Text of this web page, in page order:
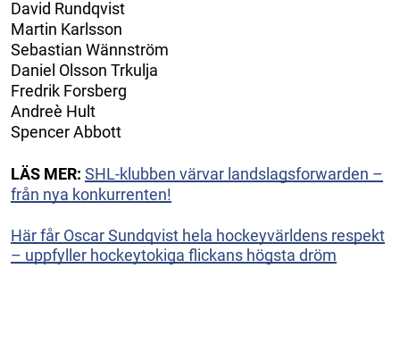
David Rundqvist
Martin Karlsson
Sebastian Wännström
Daniel Olsson Trkulja
Fredrik Forsberg
Andreè Hult
Spencer Abbott
LÄS MER: SHL-klubben värvar landslagsforwarden –
från nya konkurrenten!
Här får Oscar Sundqvist hela hockeyvärldens respekt
– uppfyller hockeytokiga flickans högsta dröm